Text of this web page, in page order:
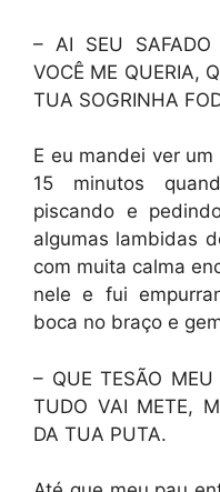
– AI SEU SAFADO
VOCÊ ME QUERIA,
TUA SOGRINHA
E eu mandei ver
15 minutos
piscando e
algumas lambidas
com muita calma
nele e fui
boca no braço e
– QUE TESÃO MEU
TUDO VAI METE,
DA TUA PUTA.